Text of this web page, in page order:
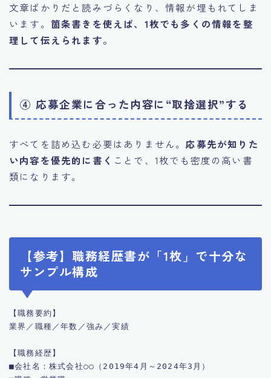
文章ばかりだと読みづらくなり、情報が埋もれてしま
います。 箇条書きを使えば、1枚でも多くの情報を整
理して伝えられます。
④ 応募企業に合った内容に“取捨選択”する
すべてを詰め込む必要はありません。応募先が知りた
い内容を優先的に書く ことで、1枚でも密度の高い書
類になります。
【参考】職務経歴書が「1枚」で十分な
サンプル構成
【職務要約】
業界／職種／年数／強み／実績
【職務経歴】
■会社名：株式会社○○（2019年4月～2024年3月）